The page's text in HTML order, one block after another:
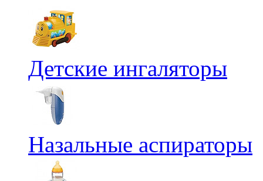
Детские ингаляторы
Назальные аспираторы